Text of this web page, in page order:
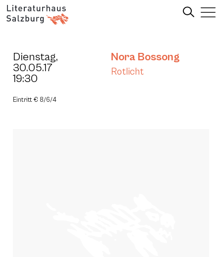
Dienstag,
30.05.17
19:30
Nora Bossong
Rotlicht
Eintritt € 8/6/4